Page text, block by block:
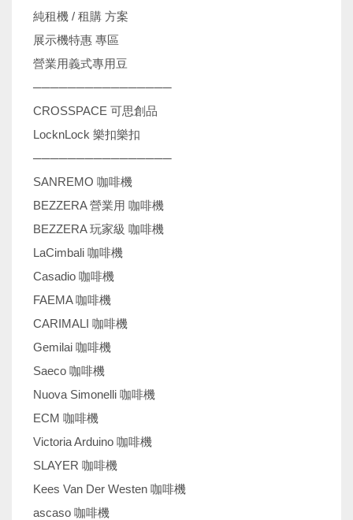
純租機 / 租購 方案
展示機特惠 專區
營業用義式專用豆
────────────────
CROSSPACE 可思創品
LocknLock 樂扣樂扣
────────────────
SANREMO 咖啡機
BEZZERA 營業用 咖啡機
BEZZERA 玩家級 咖啡機
LaCimbali 咖啡機
Casadio 咖啡機
FAEMA 咖啡機
CARIMALI 咖啡機
Gemilai 咖啡機
Saeco 咖啡機
Nuova Simonelli 咖啡機
ECM 咖啡機
Victoria Arduino 咖啡機
SLAYER 咖啡機
Kees Van Der Westen 咖啡機
ascaso 咖啡機